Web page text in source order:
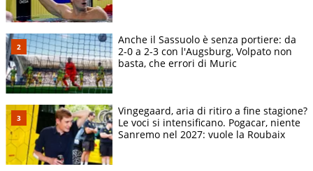
Anche il Sassuolo è senza portiere: da
2-0 a 2-3 con l'Augsburg, Volpato non
basta, che errori di Muric
Vingegaard, aria di ritiro a fine stagione?
Le voci si intensificano. Pogacar, niente
Sanremo nel 2027: vuole la Roubaix